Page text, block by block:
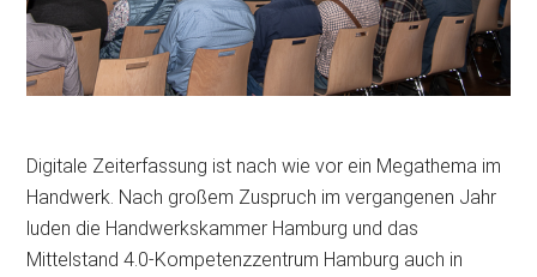
Digitale Zeiterfassung ist nach wie vor ein Megathema im
Handwerk. Nach großem Zuspruch im vergangenen Jahr
luden die Handwerkskammer Hamburg und das
Mittelstand 4.0-Kompetenzzentrum Hamburg auch in